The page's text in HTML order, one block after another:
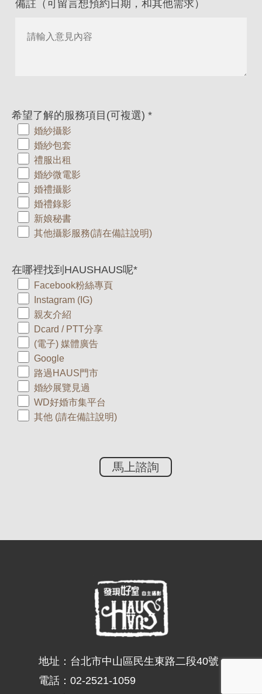
備註（可留言想預約日期，和其他需求）
希望了解的服務項目(可複選)*
婚紗攝影
婚紗包套
禮服出租
婚紗微電影
婚禮攝影
婚禮錄影
新娘秘書
其他攝影服務(請在備註說明)
在哪裡找到HAUSHAUS呢*
Facebook粉絲專頁
Instagram (IG)
親友介紹
Dcard / PTT分享
(電子) 媒體廣告
Google
路過HAUS門市
婚紗展覽見過
WD好婚市集平台
其他 (請在備註說明)
馬上諮詢
地址： 台北市中山區民生東路二段40號
電話： 02-2521-1059